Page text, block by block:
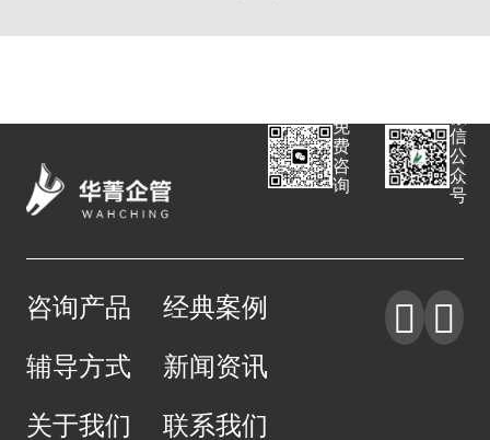
咨询产品 经典案例
辅导方式 新闻资讯
关于我们 联系我们
 
免
费
咨
询
信
公
众
号